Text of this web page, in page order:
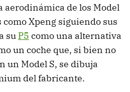
aerodinámica de los Model
como Xpeng siguiendo sus
su P5 como una alternativa
un coche que, si bien no
un Model S, se dibuja
del fabricante.